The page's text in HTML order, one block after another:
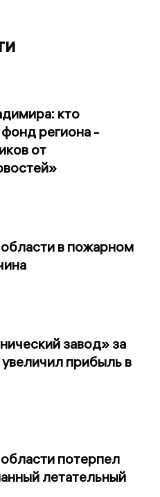
кто
региона -
от
в пожарном
завод» за
прибыль в
потерпел
летательный